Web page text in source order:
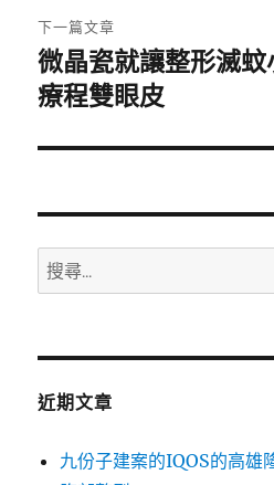
章:
下一篇文章
下
一
文
微晶瓷就讓整形滅
療程雙眼皮
搜
尋
鍵
近期文章
九份子建案的IQOS的高雄